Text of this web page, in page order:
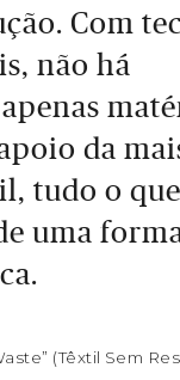
Com
não há
da
tudo o
uma
(Têxtil Sem